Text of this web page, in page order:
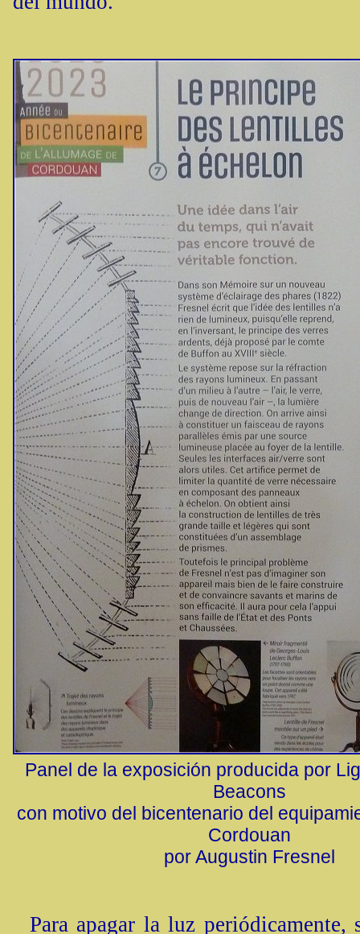
Panel de la exposición producida por
Beacons
con motivo del bicentenario del
Cordouan
por Augustin Fresnel
Para apagar la luz periódicamente,